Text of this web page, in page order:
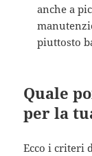
anche a
piuttosto
Quale
per la
Ecco i criteri